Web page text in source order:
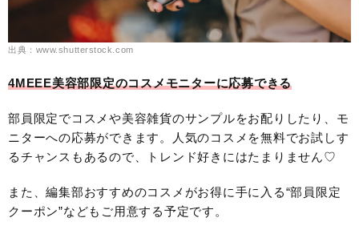
出典：www.shutterstock.com
4MEEE美容部限定のコスメモニターに応募できる
部員限定でコスメや美容雑貨のサンプルをお配りしたり、モ
ニターへの応募ができます。人気のコスメを無料でお試しす
るチャンスもあるので、トレンド好きにはたまりません♡
また、編集部おすすめのコスメがお得に手に入る“部員限定
クーポン”などもご用意する予定です。